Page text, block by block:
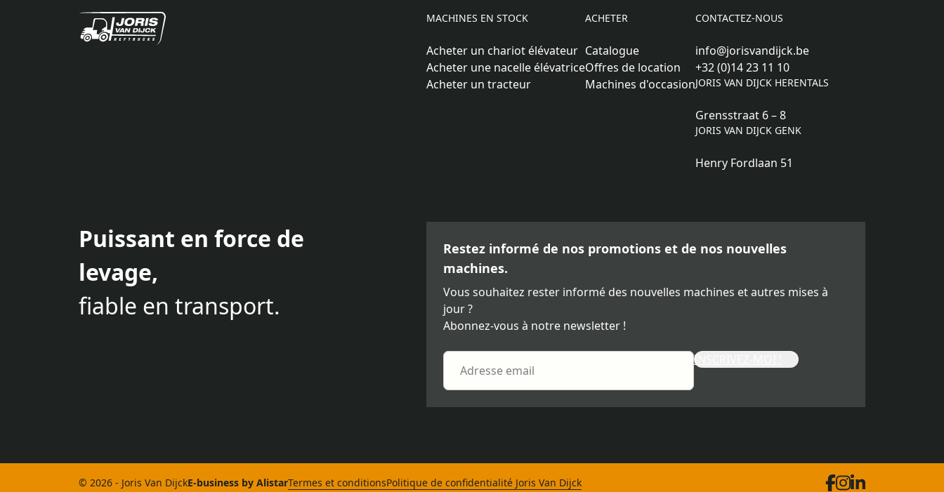
MACHINES EN STOCK
Acheter un chariot élévateur
Acheter une nacelle élévatrice
Acheter un tracteur
ACHETER
Catalogue
Offres de location
Machines d'occasion
CONTACTEZ-NOUS
info@jorisvandijck.be
+32 (0)14 23 11 10
JORIS VAN DIJCK HERENTALS
Grensstraat 6 – 8
JORIS VAN DIJCK GENK
Henry Fordlaan 51
Puissant en force de
levage,
fiable en transport.
Restez informé de nos promotions et de nos nouvelles
machines.
Vous souhaitez rester informé des nouvelles machines et autres mises à
jour ?
Abonnez-vous à notre newsletter !
INSCRIVEZ-MOI !
© 2026 - Joris Van DijckE-business by AlistarTermes et conditionsPolitique de confidentialité Joris Van Dijck